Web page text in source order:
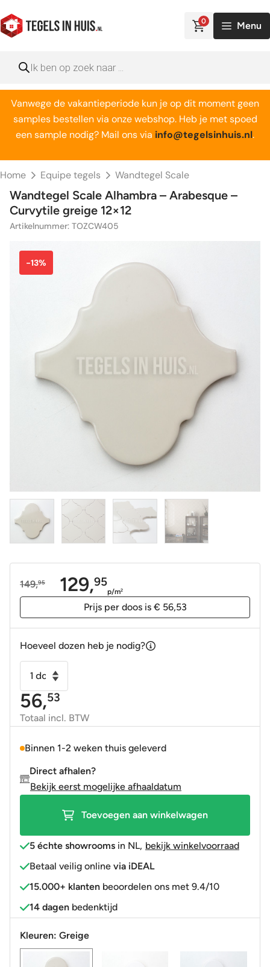
naar
de
0 Menu
zoeken
Vanwege de vakantieperiode kun je op dit moment geen
samples bestellen via onze webshop. Heb je met spoed
een sample nodig? Mail ons via info@tegelsinhuis.nl.
Home Equipe tegels Wandtegel Scale
Wandtegel Scale Alhambra – Arabesque –
Curvytile greige 12×12
Artikelnummer: TOZCW405
-13%
149,95
Oorspronkelijke
129,95
Huidige
p/m2
Prijs per doos is € 56,53
Hoeveel dozen heb je nodig?
Scale
Alhambra
-
Arabesque
-
greige
12x12
56,53
Totaal incl. BTW
Binnen 1-2 weken thuis geleverd
Direct afhalen?
Bekijk eerst mogelijke afhaaldatum
Toevoegen aan winkelwagen
5 échte showrooms in NL, bekijk winkelvoorraad
Betaal veilig online via iDEAL
15.000+ klanten beoordelen ons met 9.4/10
14 dagen bedenktijd
Kleuren: Greige